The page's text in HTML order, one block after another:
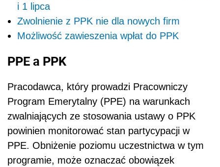
i 1 lipca
Zwolnienie z PPK nie dla nowych firm
Możliwość zawieszenia wpłat do PPK
PPE a PPK
Pracodawca, który prowadzi Pracowniczy
Program Emerytalny (PPE) na warunkach
zwalniających ze stosowania ustawy o PPK
powinien monitorować stan partycypacji w
PPE. Obniżenie poziomu uczestnictwa w tym
programie, może oznaczać obowiązek